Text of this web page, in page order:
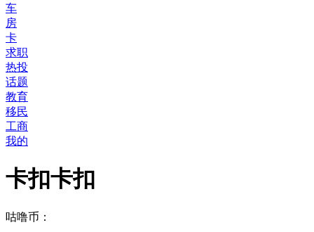
车
房
卡
求职
热投
话题
教育
移民
工商
我的
卡扣卡扣
咕噜币：